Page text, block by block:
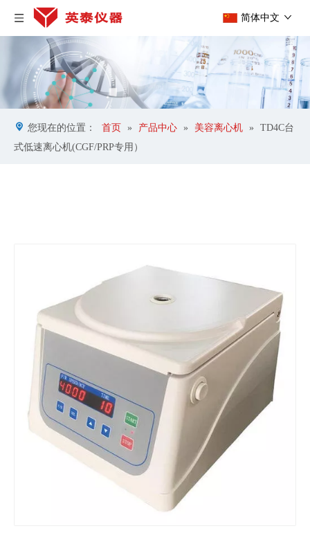
简体中文
您现在的位置： 首页 » 产品中心 » 美容离心机 »
TD4C台
式低速离心机(CGF/PRP专用）